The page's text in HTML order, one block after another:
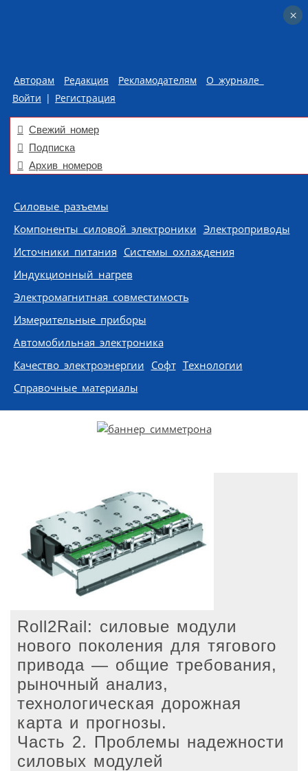
Авторам Редакция Рекламодателям
О журнале
Войти | Регистрация
Свежий номер
Подписка
Архив номеров
Skip to content
Силовые разъемы
Компоненты силовой электроники Электроприводы
Источники питания Системы охлаждения
Индукционный нагрев
Электромагнитная совместимость
Измерительные приборы
Автомобильная электроника
Качество электроэнергии Софт Технологии
Справочные материалы
Roll2Rail: силовые модули
нового поколения для тягового
привода — общие требования,
рыночный анализ,
технологическая дорожная
карта и прогнозы.
Часть 2. Проблемы надежности
силовых модулей
×
×